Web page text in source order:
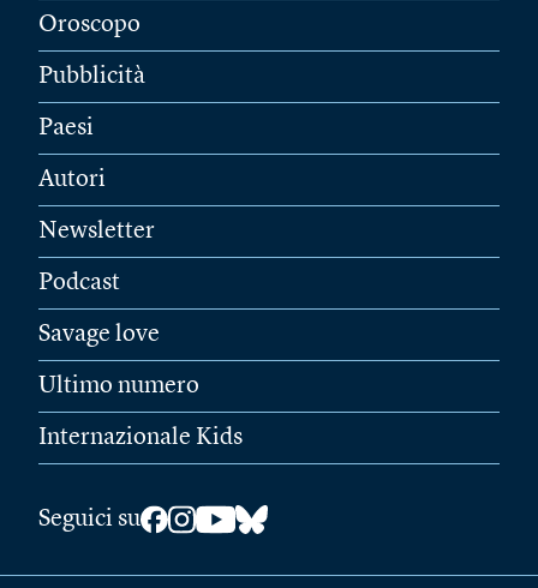
Oroscopo
Pubblicità
Paesi
Autori
Newsletter
Podcast
Savage love
Ultimo numero
Internazionale Kids
Seguici su